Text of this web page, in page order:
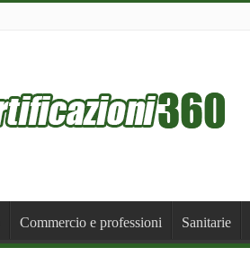
Commercio e professioni Sanitarie